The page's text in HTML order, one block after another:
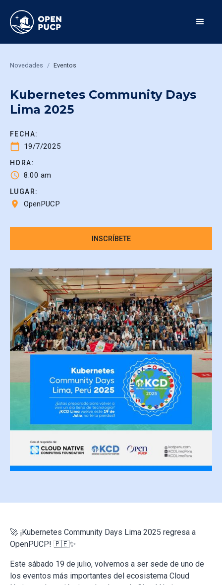
Novedades / Eventos
Kubernetes Community Days
Lima 2025
FECHA:
calendar_today 19/7/2025
HORA:
schedule 8:00 am
LUGAR:
place OpenPUCP
INSCRÍBETE
🚀 ¡Kubernetes Community Days Lima 2025 regresa a
OpenPUCP! 🇵🇪✨
Este sábado 19 de julio, volvemos a ser sede de uno de
los eventos más importantes del ecosistema Cloud